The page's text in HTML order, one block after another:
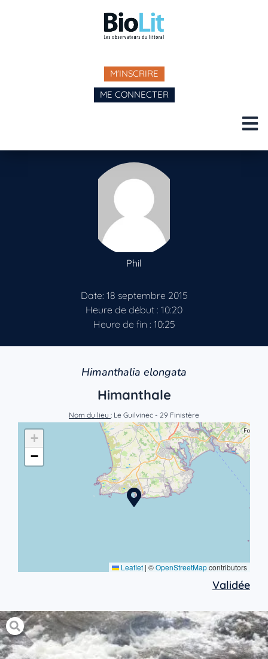
M'INSCRIRE
ME CONNECTER
Phil
Date: 18 septembre 2015
Heure de début : 10:20
Heure de fin : 10:25
Himanthalia elongata
Himanthale
Nom du lieu : Le Guilvinec - 29 Finistère
+
−
Leaflet | ©OpenStreetMapcontributors
Validée